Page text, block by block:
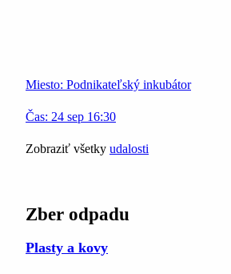
Miesto: Podnikateľský inkubátor
Čas: 24 sep 16:30
Zobraziť všetky udalosti
Zber odpadu
Plasty a kovy